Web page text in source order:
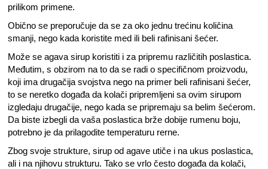
prilikom primene.
Obično se preporučuje da se za oko jednu trećinu količina
smanji, nego kada koristite med ili beli rafinisani šećer.
Može se agava sirup koristiti i za pripremu različitih poslastica.
Međutim, s obzirom na to da se radi o specifičnom proizvodu,
koji ima drugačija svojstva nego na primer beli rafinisani šećer,
to se neretko događa da kolači pripremljeni sa ovim sirupom
izgledaju drugačije, nego kada se pripremaju sa belim šećerom.
Da biste izbegli da vaša poslastica brže dobije rumenu boju,
potrebno je da prilagodite temperaturu rerne.
Zbog svoje strukture, sirup od agave utiče i na ukus poslastica,
ali i na njihovu strukturu. Tako se vrlo često događa da kolači,